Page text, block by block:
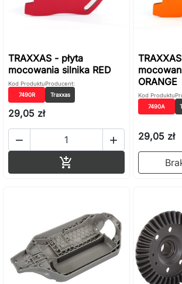
TRAXXAS - płyta
mocowania silnika RED
Kod Produktu
7490R
Producent:
Traxxas
29,05 zł
 

ORANGE
Kod Produktu
7490A
29,05 zł